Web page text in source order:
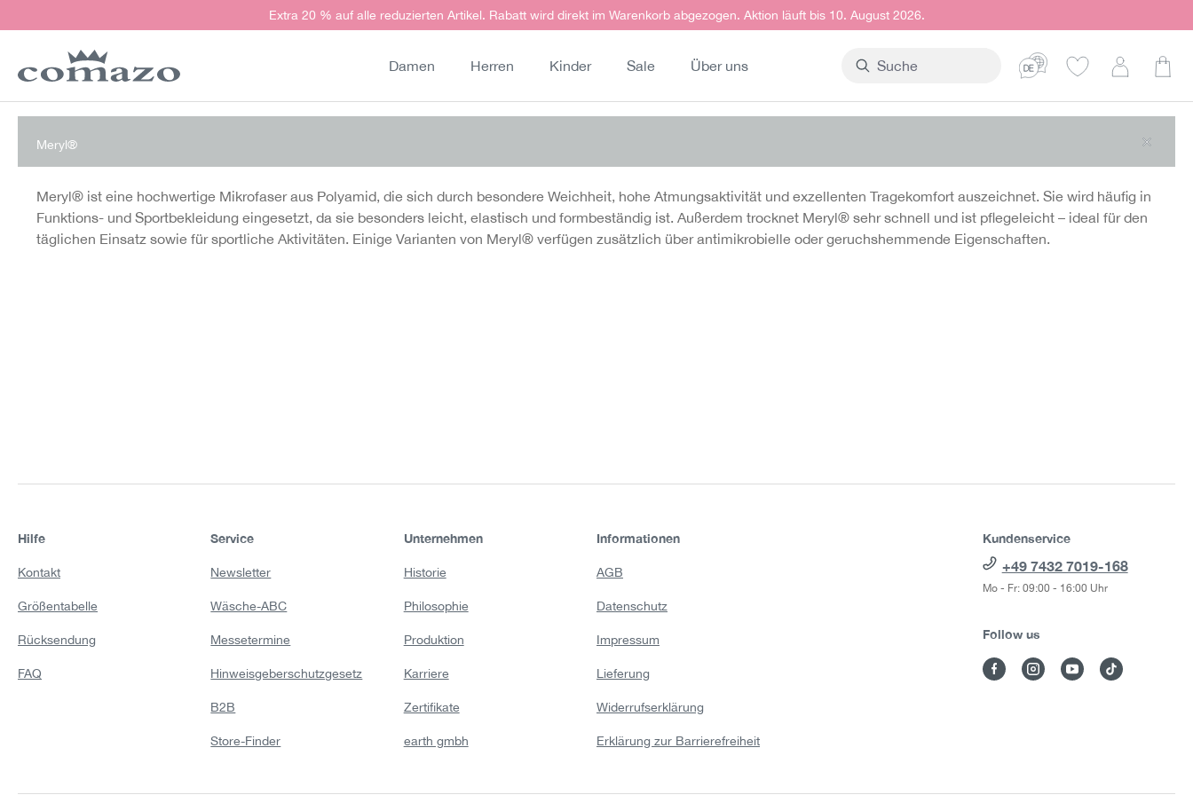
Zur Hauptnavigation springenExtra 20 % auf alle reduzierten Artikel. Rabatt wird direkt im Warenkorb abgezogen. Aktion läuft bis 10. August 2026.
Damen Herren Kinder Sale Über uns
Meryl®
Meryl® ist eine hochwertige Mikrofaser aus Polyamid, die sich durch besondere Weichheit, hohe Atmungsaktivität und exzellenten Tragekomfort auszeichnet. Sie wird häufig in
Funktions- und Sportbekleidung eingesetzt, da sie besonders leicht, elastisch und formbeständig ist. Außerdem trocknet Meryl® sehr schnell und ist pflegeleicht – ideal für den
täglichen Einsatz sowie für sportliche Aktivitäten. Einige Varianten von Meryl® verfügen zusätzlich über antimikrobielle oder geruchshemmende Eigenschaften.
Hilfe
Kontakt
Größentabelle
Rücksendung
FAQ
Service
Newsletter
Wäsche-ABC
Messetermine
Hinweisgeberschutzgesetz
B2B
Store-Finder
Unternehmen
Historie
Philosophie
Produktion
Karriere
Zertifikate
earth gmbh
Informationen
AGB
Datenschutz
Impressum
Lieferung
Widerrufserklärung
Erklärung zur Barrierefreiheit
Kundenservice
+49 7432 7019-168
Mo - Fr: 09:00 - 16:00 Uhr
Follow us